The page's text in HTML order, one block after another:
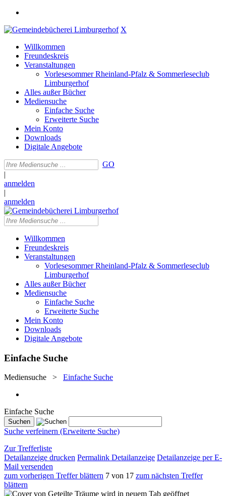
X
Willkommen
Freundeskreis
Veranstaltungen
Vorlesesommer Rheinland-Pfalz & Sommerleseclub
Limburgerhof
Alles außer Bücher
Mediensuche
Einfache Suche
Erweiterte Suche
Mein Konto
Downloads
Digitale Angebote
GO
|
anmelden
|
anmelden
Willkommen
Freundeskreis
Veranstaltungen
Vorlesesommer Rheinland-Pfalz & Sommerleseclub
Limburgerhof
Alles außer Bücher
Mediensuche
Einfache Suche
Erweiterte Suche
Mein Konto
Downloads
Digitale Angebote
Einfache Suche
Mediensuche > Einfache Suche
Einfache Suche
Suche verfeinern (Erweiterte Suche)
Zur Trefferliste
Detailanzeige drucken Permalink Detailanzeige Detailanzeige per E-
Mail versenden
zum vorherigen Treffer blättern 7 von 17 zum nächsten Treffer
blättern
wird in neuem Tab geöffnet